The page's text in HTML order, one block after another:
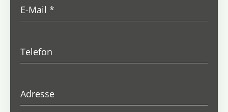
E-Mail*
Telefon
Adresse